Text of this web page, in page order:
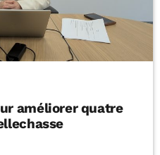
améliorer quatre